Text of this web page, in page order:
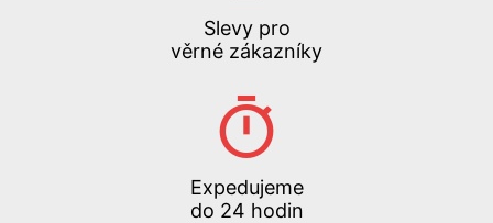
Slevy pro
věrné zákazníky
Expedujeme
do 24 hodin